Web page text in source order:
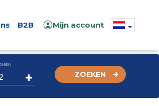
B2B Mijn account
ZOEKEN